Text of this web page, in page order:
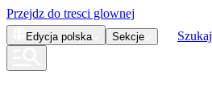
Przejdz do tresci glownej
Edycja polska Sekcje Szukaj